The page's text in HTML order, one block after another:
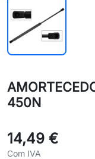
450N
14,49 €
Com IVA